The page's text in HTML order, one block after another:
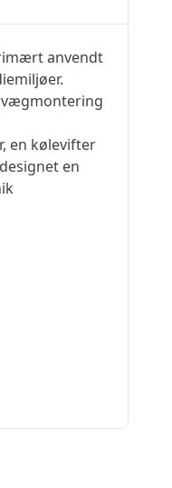
anvendt
vægmontering
en kølevifter
en